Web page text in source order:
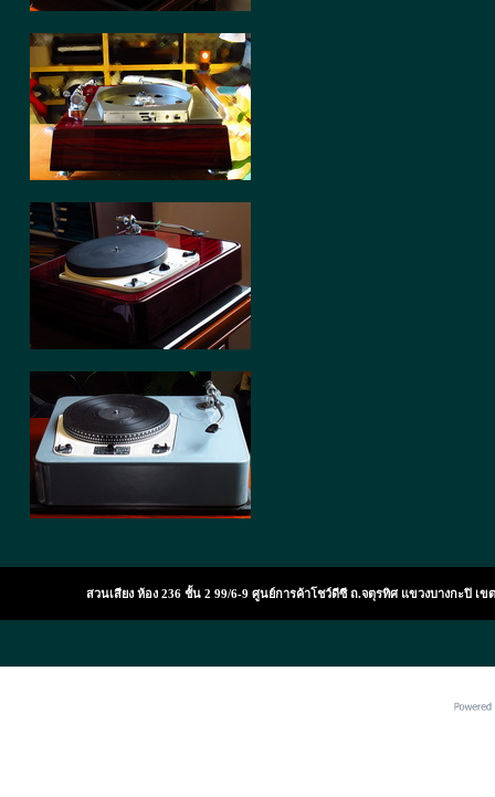
สวนเสียง ห้อง 236 ชั้น 2 99/6-9 ศูนย์การค้าโชว์ดีซี ถ.จตุรทิศ แขวงบางกะปิ เขต